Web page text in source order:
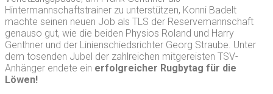
Hintermannschaftstrainer zu unterstützen, Konni Badelt
machte seinen neuen Job als TLS der Reservemannschaft
genauso gut, wie die beiden Physios Roland und Harry
Genthner und der Linienschiedsrichter Georg Straube. Unter
dem tosenden Jubel der zahlreichen mitgereisten TSV-
Anhänger endete ein erfolgreicher Rugbytag für die
Löwen!